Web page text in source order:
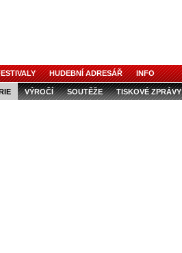
HUDEBNÍ ADRESÁŘ INFO
VÝROČÍ SOUTĚŽE TISKOVÉ ZPRÁVY